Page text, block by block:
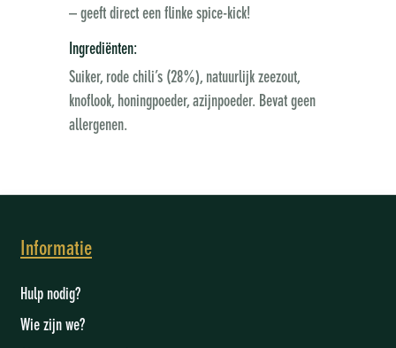
– geeft direct een flinke spice-kick!
Ingrediënten:
Suiker, rode chili’s (28%), natuurlijk zeezout,
knoflook, honingpoeder, azijnpoeder. Bevat geen
allergenen.
Informatie
Hulp nodig?
Wie zijn we?